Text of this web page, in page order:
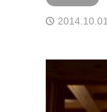
2014.10.01